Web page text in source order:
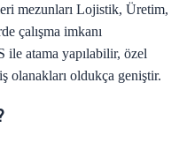
mezunları Lojistik, Üretim,
çalışma imkanı
ile atama yapılabilir, özel
olanakları oldukça geniştir.